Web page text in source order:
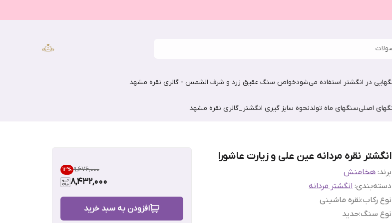
در انگشتر استفاده می‌شودخواص سنگ عقیق زرد و شرف الشمس - گالری نقره مشهد
اصلیسنگهای ماه تولدنحوه سایز گیری انگشتر_گالری نقره مشهد
انگشتر نقره مردانه عین علی و زیارت عاشورا
برند: هخامنش
دسته‌بندی:انگشتر مردانه
نوع رکاب:نقره ماشینی
نوع سنگ:حدید
۹٬۶۷۶٬۰۰۰ 12%
8,432,000
افزودن به سبد خرید